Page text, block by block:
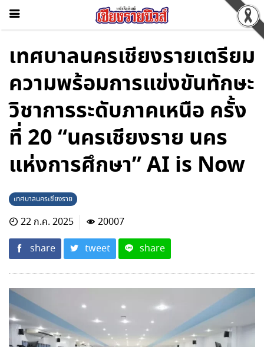
เทศบาลนครเชียงรายเตรียม
ความพร้อมการแข่งขันทักษะ
วิชาการระดับภาคเหนือ ครั้ง
ที่ 20 “นครเชียงราย นคร
แห่งการศึกษา” AI is Now
เทศบาลนครเชียงราย
22 ก.ค. 2025
20007
share
tweet share